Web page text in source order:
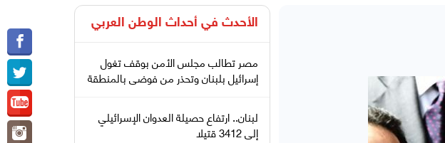
الأحدث في أحداث الوطن العربي
مصر تطالب مجلس الأمن بوقف تغول
إسرائيل بلبنان وتحذر من فوضى بالمنطقة
لبنان.. ارتفاع حصيلة العدوان الإسرائيلي
إلى 3412 قتيلا